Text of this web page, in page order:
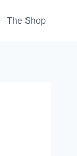
The Shop